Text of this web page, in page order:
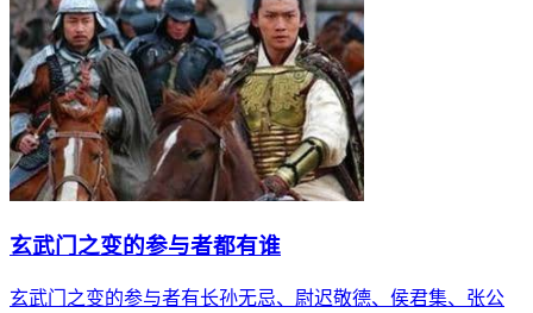
玄武门之变的参与者都有谁
玄武门之变的参与者有长孙无忌、尉迟敬德、侯君集、张公